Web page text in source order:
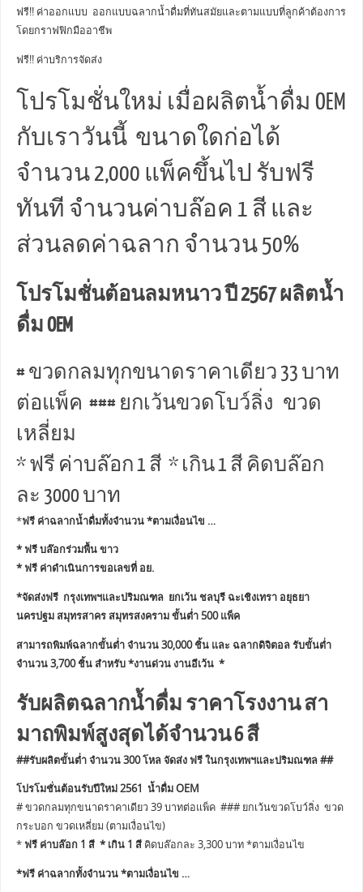
ฟรี!! ค่าออกแบบ ออกแบบฉลากน้ำดื่มที่ทันสมัยและตามแบบที่ลูกค้าต้องการ
โดยกราฟฟิกมืออาชีพ
ฟรี!! ค่าบริการจัดส่ง
โปรโมชั่นใหม่ เมื่อผลิตน้ำดื่ม OEM
กับเราวันนี้ ขนาดใดก่อได้
จำนวน 2,000 แพ็คขึ้นไป รับฟรี
ทันที จำนวนค่าบล๊อค 1 สี และ
ส่วนลดค่าฉลาก จำนวน 50%
โปรโมชั่นต้อนลมหนาว ปี 2567 ผลิตน้ำ
ดื่ม OEM
# ขวดกลมทุกขนาดราคาเดียว 33 บาท
ต่อแพ็ค ### ยกเว้นขวดโบว์ลิ่ง ขวด
เหลี่ยม
* ฟรี ค่าบล๊อก 1 สี * เกิน 1 สี คิดบล๊อก
ละ 3000 บาท
*ฟรี ค่าฉลากน้ำดื่มทั้งจำนวน *ตามเงื่อนไข …
* ฟรี บล๊อกร่วมพื้น ขาว
* ฟรี ค่าดำเนินการขอเลขที่ อย.
*จัดส่งฟรี กรุงเทพฯและปริมณฑล ยกเว้น ชลบุรี ฉะเชิงเทรา อยุธยา
นครปฐม สมุทรสาคร สมุทรสงคราม ขั้นต่ำ 500 แพ็ค
สามารถพิมพ์ฉลากขั้นต่ำ จำนวน 30,000 ชิ้น และ ฉลากดิจิตอล รับขั้นต่ำ
จำนวน 3,700 ชิ้น สำหรับ *งานด่วน งานอีเว้น *
รับผลิตฉลากน้ำดื่ม ราคาโรงงาน สา
มาถพิมพ์สูงสุดได้จำนวน 6 สี
##รับผลิตขั้นต่ำ จำนวน 300 โหล จัดส่ง ฟรี ในกรุงเทพฯและปริมณฑล ##
โปรโมชั่นต้อนรับปีใหม่ 2561 น้ำดื่ม OEM
# ขวดกลมทุกขนาดราคาเดียว 39 บาทต่อแพ็ค ### ยกเว้นขวดโบว์ลิ่ง ขวด
กระบอก ขวดเหลี่ยม (ตามเงื่อนไข)
*ฟรี ค่าบล๊อก 1 สี * เกิน 1 สี คิดบล๊อกละ 3,300 บาท *ตามเงื่อนไข
*ฟรี ค่าฉลากทั้งจำนวน *ตามเงื่อนไข …